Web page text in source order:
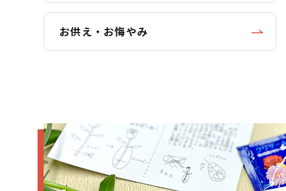
お供え・お悔やみ